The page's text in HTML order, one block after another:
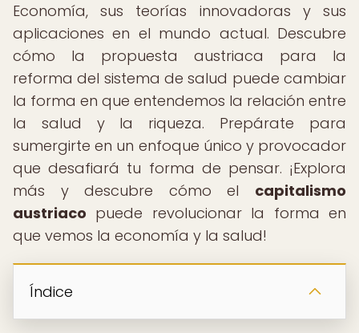
Economía, sus teorías innovadoras y sus
aplicaciones en el mundo actual. Descubre
cómo la propuesta austriaca para la
reforma del sistema de salud puede cambiar
la forma en que entendemos la relación entre
la salud y la riqueza. Prepárate para
sumergirte en un enfoque único y provocador
que desafiará tu forma de pensar. ¡Explora
más y descubre cómo el capitalismo
austriaco puede revolucionar la forma en
que vemos la economía y la salud!
Índice